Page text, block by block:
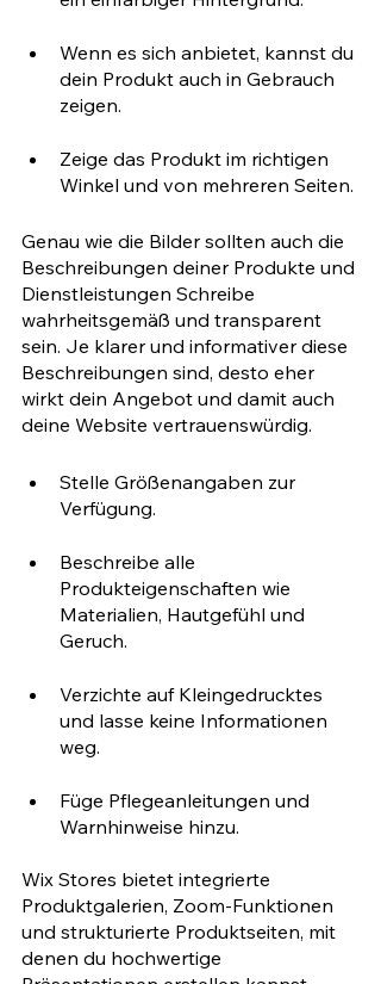
Wenn es sich anbietet, kannst du
dein Produkt auch in Gebrauch
zeigen.
Zeige das Produkt im richtigen
Winkel und von mehreren Seiten.
Genau wie die Bilder sollten auch die
Beschreibungen deiner Produkte und
Dienstleistungen Schreibe
wahrheitsgemäß und transparent
sein. Je klarer und informativer diese
Beschreibungen sind, desto eher
wirkt dein Angebot und damit auch
deine Website vertrauenswürdig.
Stelle Größenangaben zur
Verfügung.
Beschreibe alle
Produkteigenschaften wie
Materialien, Hautgefühl und
Geruch.
Verzichte auf Kleingedrucktes
und lasse keine Informationen
weg.
Füge Pflegeanleitungen und
Warnhinweise hinzu.
Wix Stores bietet integrierte
Produktgalerien, Zoom-Funktionen
und strukturierte Produktseiten, mit
denen du hochwertige